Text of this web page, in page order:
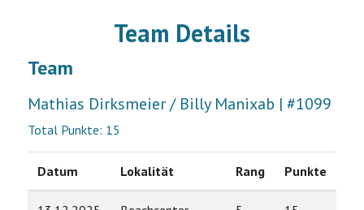
Team Details
Team
Mathias Dirksmeier / Billy Manixab | #1099
Total Punkte: 15
Datum Lokalität Rang Punkte